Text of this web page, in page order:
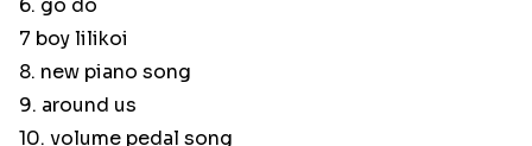
6. go do
7 boy lilikoi
8. new piano song
9. around us
10. volume pedal song